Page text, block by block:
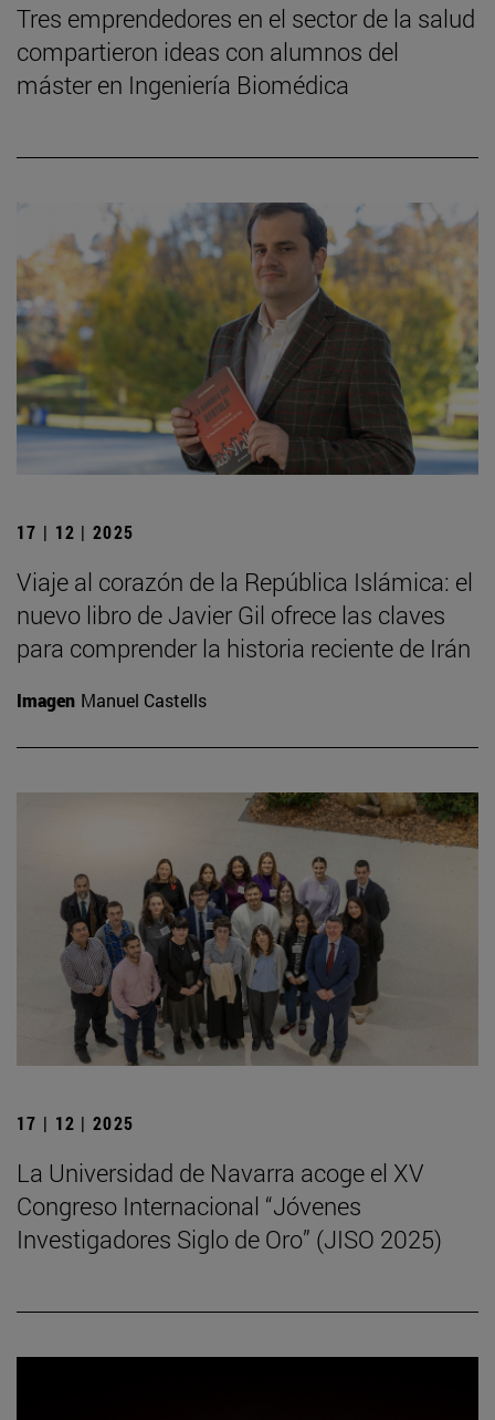
Tres emprendedores en el sector de la salud
compartieron ideas con alumnos del
máster en Ingeniería Biomédica
17 | 12 | 2025
Viaje al corazón de la República Islámica: el
nuevo libro de Javier Gil ofrece las claves
para comprender la historia reciente de Irán
Imagen Manuel Castells
17 | 12 | 2025
La Universidad de Navarra acoge el XV
Congreso Internacional “Jóvenes
Investigadores Siglo de Oro” (JISO 2025)